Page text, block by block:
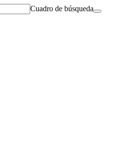
Cuadro de búsqueda